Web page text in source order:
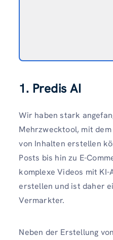
1. Predis AI
Wir haben stark
Mehrzwecktool, mit
von Inhalten erstellen
Posts bis hin zu E-
komplexe Videos mit
erstellen und ist daher
Vermarkter.
Neben der Erstellung